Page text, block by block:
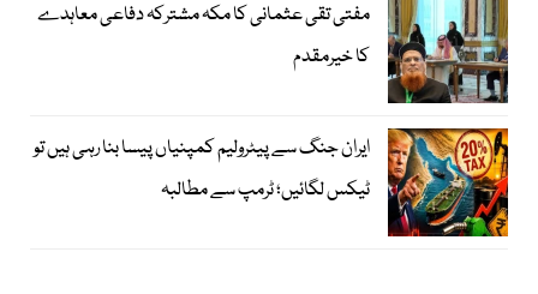
مفتی تقی عثمانی کا مکہ مشترکہ دفاعی معاہدے
کا خیرمقدم
ایران جنگ سے پیٹرولیم کمپنیاں پیسا بنا رہی ہیں تو
ٹیکس لگائیں؛ ٹرمپ سے مطالبہ